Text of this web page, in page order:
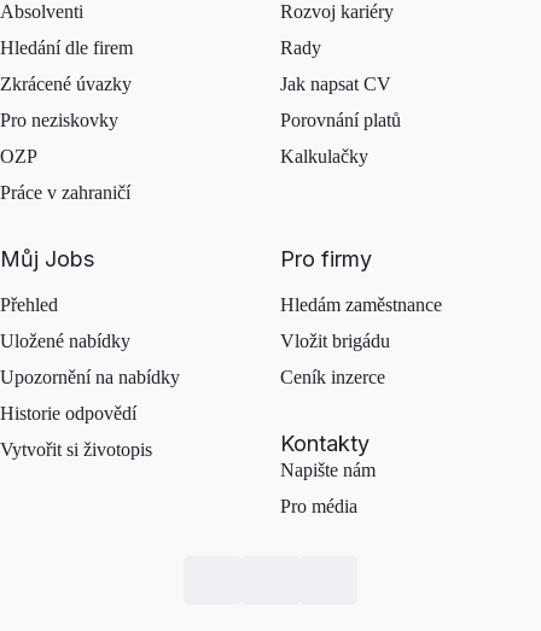
Absolventi
Hledání dle firem
Zkrácené úvazky
Pro neziskovky
OZP
Práce v zahraničí
Rozvoj kariéry
Rady
Jak napsat CV
Porovnání platů
Kalkulačky
Můj Jobs
Přehled
Uložené nabídky
Upozornění na nabídky
Historie odpovědí
Vytvořit si životopis
Pro firmy
Hledám zaměstnance
Vložit brigádu
Ceník inzerce
Kontakty
Napište nám
Pro média